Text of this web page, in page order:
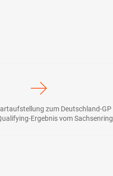
zum Deutschland-GP
Ergebnis vom Sachsenring